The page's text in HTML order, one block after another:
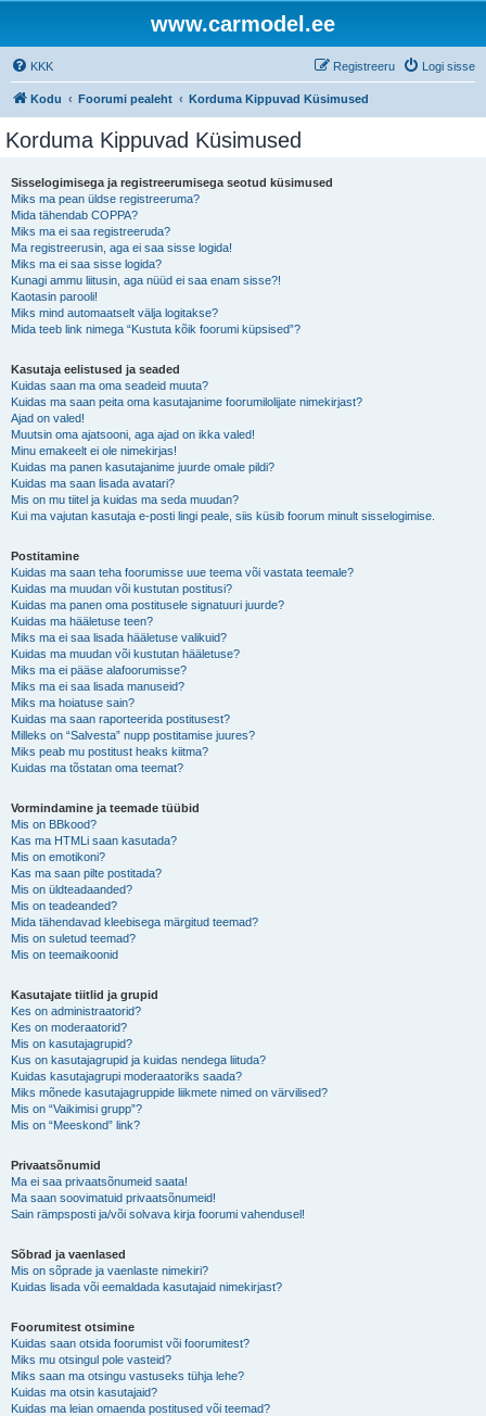
www.carmodel.ee
KKK Logi sisse
Registreeru
Kodu Foorumi pealeht Korduma Kippuvad Küsimused
Korduma Kippuvad Küsimused
Sisselogimisega ja registreerumisega seotud küsimused
Miks ma pean üldse registreeruma?
Mida tähendab COPPA?
Miks ma ei saa registreeruda?
Ma registreerusin, aga ei saa sisse logida!
Miks ma ei saa sisse logida?
Kunagi ammu liitusin, aga nüüd ei saa enam sisse?!
Kaotasin parooli!
Miks mind automaatselt välja logitakse?
Mida teeb link nimega “Kustuta kõik foorumi küpsised”?
Kasutaja eelistused ja seaded
Kuidas saan ma oma seadeid muuta?
Kuidas ma saan peita oma kasutajanime foorumilolijate nimekirjast?
Ajad on valed!
Muutsin oma ajatsooni, aga ajad on ikka valed!
Minu emakeelt ei ole nimekirjas!
Kuidas ma panen kasutajanime juurde omale pildi?
Kuidas ma saan lisada avatari?
Mis on mu tiitel ja kuidas ma seda muudan?
Kui ma vajutan kasutaja e-posti lingi peale, siis küsib foorum minult sisselogimise.
Postitamine
Kuidas ma saan teha foorumisse uue teema või vastata teemale?
Kuidas ma muudan või kustutan postitusi?
Kuidas ma panen oma postitusele signatuuri juurde?
Kuidas ma hääletuse teen?
Miks ma ei saa lisada hääletuse valikuid?
Kuidas ma muudan või kustutan hääletuse?
Miks ma ei pääse alafoorumisse?
Miks ma ei saa lisada manuseid?
Miks ma hoiatuse sain?
Kuidas ma saan raporteerida postitusest?
Milleks on “Salvesta” nupp postitamise juures?
Miks peab mu postitust heaks kiitma?
Kuidas ma tõstatan oma teemat?
Vormindamine ja teemade tüübid
Mis on BBkood?
Kas ma HTMLi saan kasutada?
Mis on emotikoni?
Kas ma saan pilte postitada?
Mis on üldteadaanded?
Mis on teadeanded?
Mida tähendavad kleebisega märgitud teemad?
Mis on suletud teemad?
Mis on teemaikoonid
Kasutajate tiitlid ja grupid
Kes on administraatorid?
Kes on moderaatorid?
Mis on kasutajagrupid?
Kus on kasutajagrupid ja kuidas nendega liituda?
Kuidas kasutajagrupi moderaatoriks saada?
Miks mõnede kasutajagruppide liikmete nimed on värvilised?
Mis on “Vaikimisi grupp”?
Mis on “Meeskond” link?
Privaatsõnumid
Ma ei saa privaatsõnumeid saata!
Ma saan soovimatuid privaatsõnumeid!
Sain rämpsposti ja/või solvava kirja foorumi vahendusel!
Sõbrad ja vaenlased
Mis on sõprade ja vaenlaste nimekiri?
Kuidas lisada või eemaldada kasutajaid nimekirjast?
Foorumitest otsimine
Kuidas saan otsida foorumist või foorumitest?
Miks mu otsingul pole vasteid?
Miks saan ma otsingu vastuseks tühja lehe?
Kuidas ma otsin kasutajaid?
Kuidas ma leian omaenda postitused või teemad?